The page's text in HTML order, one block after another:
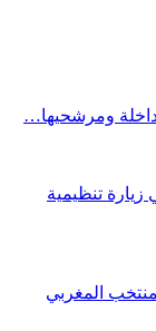
ومرشحيها…
تنظيمية
المغربي